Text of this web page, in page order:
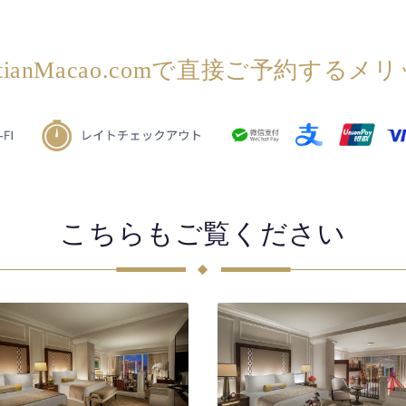
で直接ご予約するメリ
こちらもご覧ください